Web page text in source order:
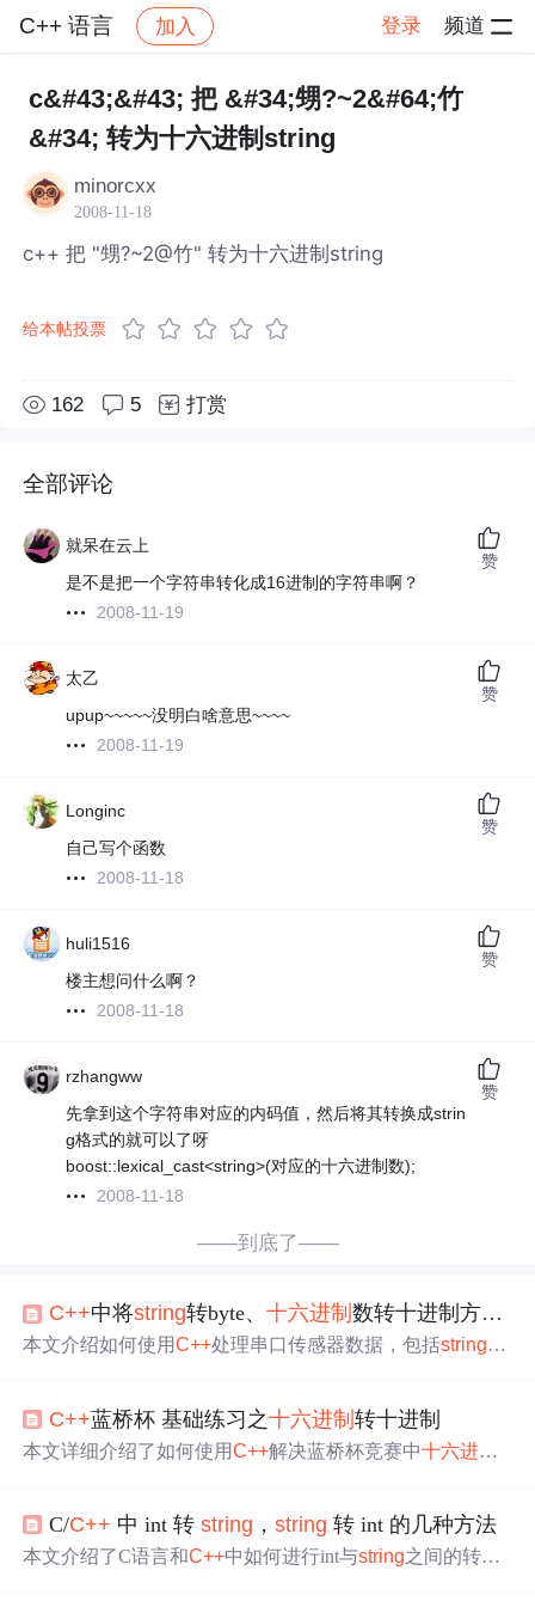
C++ 语言 加入 登录 频道
社区 C++ 语言 帖子详情
c&#43;&#43; 把 &#34;甥?~2&#64;竹
&#34; 转为十六进制string
minorcxx
2008-11-18
c++ 把 "甥?~2@竹" 转为十六进制string
给本帖投票
162 5 打赏
全部评论
就呆在云上
是不是把一个字符串转化成16进制的字符串啊？
2008-11-19
赞
太乙
upup~~~~~没明白啥意思~~~~
2008-11-19
赞
Longinc
自己写个函数
2008-11-18
赞
huli1516
楼主想问什么啊？
2008-11-18
赞
rzhangww
先拿到这个字符串对应的内码值，然后将其转换成strin
g格式的就可以了呀
boost::lexical_cast<string>(对应的十六进制数);
2008-11-18
赞
——到底了——
C++中将string转byte、十六进制数转十进制方法及数据导出为excel格式方法
本文介绍如何使用C++处理串口传感器数据，包括string转
C++蓝桥杯 基础练习之十六进制转十进制
本文详细介绍了如何使用C++解决蓝桥杯竞赛中十六进制
C/C++ 中 int 转string ，string 转 int 的几种方法
本文介绍了C语言和C++中如何进行int与string之间的转